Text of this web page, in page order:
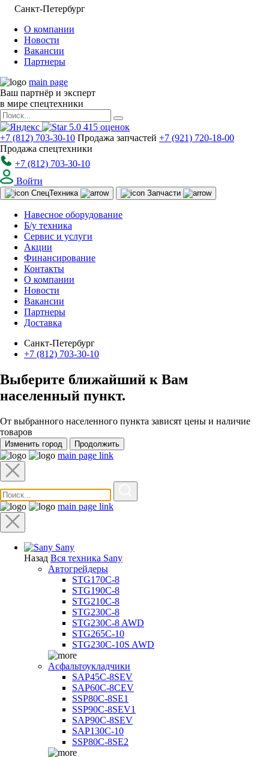
Санкт-Петербург
О компании
Новости
Вакансии
Партнеры
main page
Ваш партнёр и эксперт
в мире спецтехники
5.0 415 оценок
+7 (812) 703-30-10 Продажа запчастей +7 (921) 720-18-00
Продажа спецтехники
+7 (812) 703-30-10
Войти
СпецТехника Запчасти
Навесное оборудование
Б/у техника
Сервис и услуги
Акции
Финансирование
Контакты
О компании
Новости
Вакансии
Партнеры
Доставка
Санкт-Петербург
+7 (812) 703-30-10
Выберите ближайший к Вам
населенный пункт.
От выбранного населенного пункта зависят цены и наличие
товаров
Изменить город Продолжить
main page link
main page link
Sany
Назад Вся техника Sany
Автогрейдеры
STG170C-8
STG190C-8
STG210C-8
STG230C-8
STG230C-8 AWD
STG265C-10
STG230C-10S AWD
Асфальтоукладчики
SAP45С-8SEV
SAP60C-8CEV
SSP80C-8SE1
SSP90C-8SEV1
SAP90C-8SEV
SAP130C-10
SSP80C-8SE2